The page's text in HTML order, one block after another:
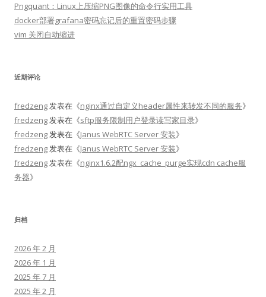
Pngquant：Linux上压缩PNG图像的命令行实用工具
docker部署grafana密码忘记后的重置密码步骤
vim 关闭自动缩进
近期评论
fredzeng发表在《nginx通过自定义header属性来转发不同的服务》
fredzeng发表在《sftp服务限制用户登录读写家目录》
fredzeng发表在《Janus WebRTC Server 安装》
fredzeng发表在《Janus WebRTC Server 安装》
fredzeng发表在《nginx1.6.2配ngx_cache_purge实现cdn cache服
务器》
归档
2026 年 2 月
2026 年 1 月
2025 年 7 月
2025 年 2 月